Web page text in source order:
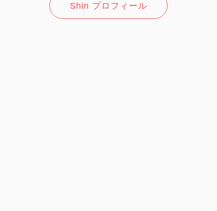
Shin プロフィール